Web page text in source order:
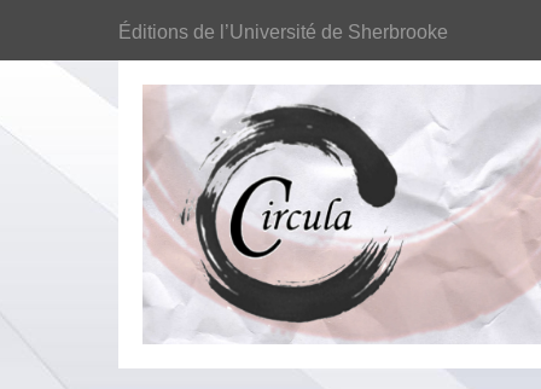
Éditions de l’Université de Sherbrooke